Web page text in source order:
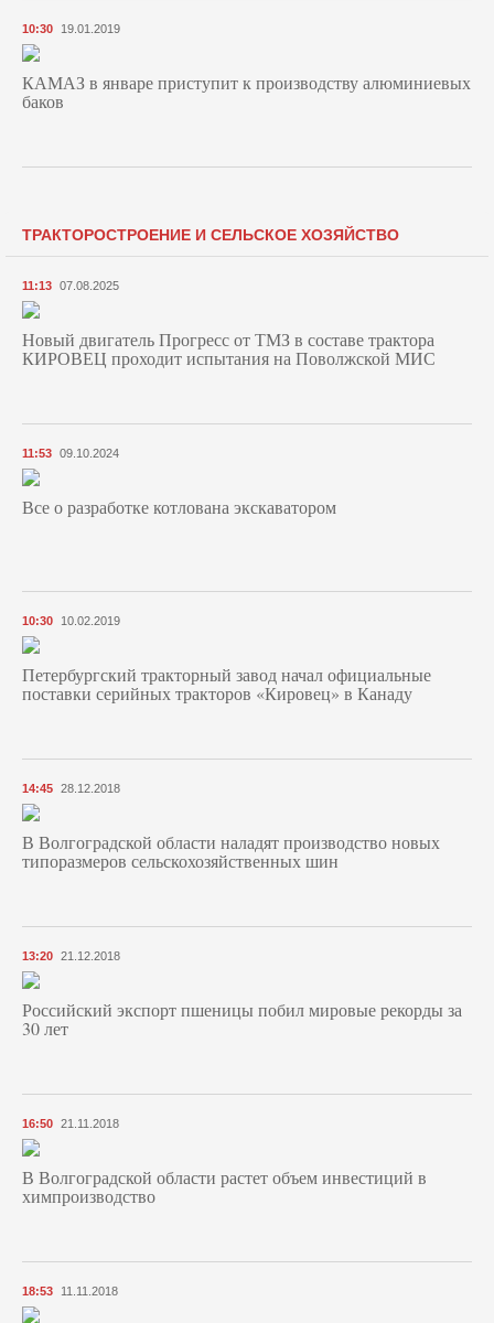
10:30 19.01.2019
КАМАЗ в январе приступит к производству алюминиевых
баков
ТРАКТОРОСТРОЕНИЕ И СЕЛЬСКОЕ ХОЗЯЙСТВО
11:13 07.08.2025
Новый двигатель Прогресс от ТМЗ в составе трактора
КИРОВЕЦ проходит испытания на Поволжской МИС
11:53 09.10.2024
Все о разработке котлована экскаватором
10:30 10.02.2019
Петербургский тракторный завод начал официальные
поставки серийных тракторов «Кировец» в Канаду
14:45 28.12.2018
В Волгоградской области наладят производство новых
типоразмеров сельскохозяйственных шин
13:20 21.12.2018
Российский экспорт пшеницы побил мировые рекорды за
30 лет
16:50 21.11.2018
В Волгоградской области растет объем инвестиций в
химпроизводство
18:53 11.11.2018